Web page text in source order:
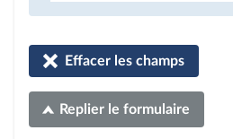
Effacer les champs
Replier le formulaire